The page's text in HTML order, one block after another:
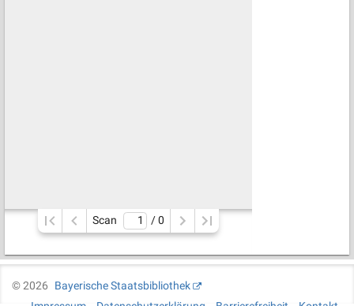
Scan / 0
©2026
Bayerische Staatsbibliothek